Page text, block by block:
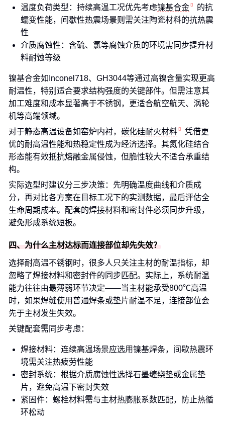
温度负荷类型：持续高温工况优先考虑镍基合金
的抗
蠕变性能，间歇性热震场景则需关注陶瓷材料的抗热震
性
介质腐蚀性：含硫、氯等腐蚀介质的环境需同步提升材
料耐蚀等级
镍基合金如Inconel718、GH3044等通过高镍含量实现更高
耐温性，特别适合要求结构强度的关键部件。但需注意其
加工难度和成本显著高于不锈钢，更适合航空航天、涡轮
机等高端领域。
对于静态高温设备如窑炉内衬， 碳化硅耐火材料
凭借更
优的耐高温性能和热稳定性成为经济选择。其氮化硅结合
形态能有效抵抗熔融金属侵蚀，但脆性较大不适合承重结
构。
实际选型时建议分三步决策：先明确温度曲线和介质成
分，再对比各方案在目标工况下的实测数据，最后评估全
生命周期成本。配套的焊接材料和密封件必须同步升级，
避免形成系统短板。
四、为什么主材达标而连接部位却先失效？
选择耐高温不锈钢时，很多人只关注主材的耐温指标，却
忽略了焊接材料和密封件的同步匹配。实际上，系统耐温
能力往往由最薄弱环节决定——当主材能承受800℃高温
时，如果焊缝使用普通焊条或垫片耐温不足，连接部位会
先于主材发生失效。
关键配套需同步考虑：
焊接材料：连续高温场景应选用镍基焊条，间歇热震环
境需关注热疲劳性能
密封系统：根据介质腐蚀性选择石墨缠绕垫或金属垫
片，避免高温下密封失效
紧固件：螺栓材料需与主材热膨胀系数匹配，防止热循
环松动